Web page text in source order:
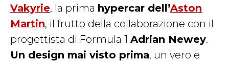
Vakyrie, la prima hypercar dell’Aston
Martin, il frutto della collaborazione con il
progettista di Formula 1 Adrian Newey.
Un design mai visto prima, un vero e